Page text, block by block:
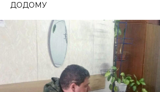
ДОДОМУ